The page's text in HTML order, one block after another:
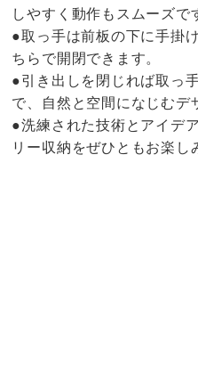
しやすく動作もスムーズで
●取っ手は前板の下に手掛
ちらで開閉できます。
●引き出しを閉じれば取っ
で、自然と空間になじむデ
●洗練された技術とアイデ
リー収納をぜひともお楽し